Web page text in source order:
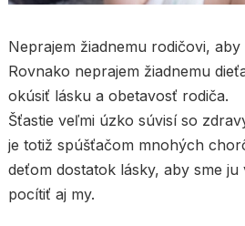
Neprajem žiadnemu rodičovi,
Rovnako neprajem žiadnemu
okúsiť lásku a obetavosť rodiča.
Šťastie veľmi úzko súvisí so
je totiž spúšťačom mnohých
deťom dostatok lásky, aby sme ju
pocítiť aj my.